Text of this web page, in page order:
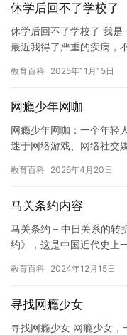
休学后回不了学校了
休学后回不了学校了 我是
最近我得了严重的疾病，
好地…
教育百科 2025年11月15日
网瘾少年网咖
网瘾少年网咖：一个年轻
迷于网络游戏、网络社交
也可…
教育百科 2026年4月20日
马关条约内容
马关条约 – 中日关系的转
约》，这是中国近代史上
教育百科 2024年12月15日
寻找网瘾少女
寻找网瘾少女 网瘾少女